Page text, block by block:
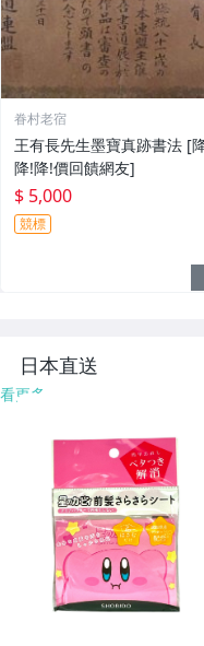
眷村老宿
王有長先生墨寶真跡書法 [
降!降!價回饋網友]
$ 5,000
競標
日本直送
看更多